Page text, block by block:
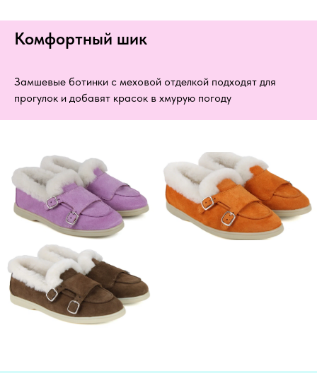
Комфортный шик
Замшевые ботинки с меховой отделкой подходят для
прогулок и добавят красок в хмурую погоду